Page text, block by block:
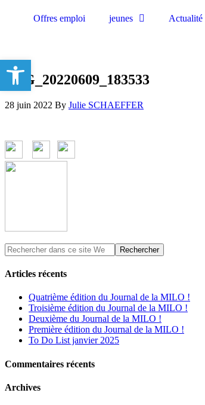
Offres emploi jeunes Actualité
IMG_20220609_183533
28 juin 2022 By Julie SCHAEFFER
Articles récents
Quatrième édition du Journal de la MILO !
Troisième édition du Journal de la MILO !
Deuxième du Journal de la MILO !
Première édition du Journal de la MILO !
To Do List janvier 2025
Commentaires récents
Archives
Ouvrir la barre d’outils